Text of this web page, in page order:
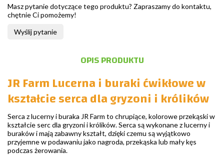
Masz pytanie dotyczące tego produktu? Zapraszamy do kontaktu,
chętnie Ci pomożemy!
Wyślij pytanie
OPIS PRODUKTU
JR Farm Lucerna i buraki ćwikłowe w
kształcie serca dla gryzoni i królików
Serca z lucerny i buraka JR Farm to chrupiące, kolorowe przekąski w
kształcie serc dla gryzoni i królików. Serca są wykonane z lucerny i
buraków i mają zabawny kształt, dzięki czemu są wyjątkowo
przyjemne w podawaniu jako nagroda, przekąska lub mały kęs
podczas żerowania.